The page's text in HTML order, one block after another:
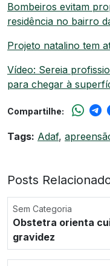
Bombeiros evitam
residência no bairro
Projeto natalino tem
Vídeo: Sereia
para chegar à
Compartilhe:
Tags: Adaf,
Posts
Sem Categoria
Obstetra orienta
gravidez